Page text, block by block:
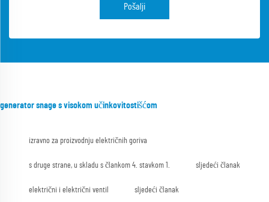
Pošalji
generator snage s visokom učinkovitostišćom
izravno za proizvodnju električnih goriva
s druge strane, u skladu s člankom 4. stavkom 1. sljedeći članak
električni i električni ventil sljedeći članak